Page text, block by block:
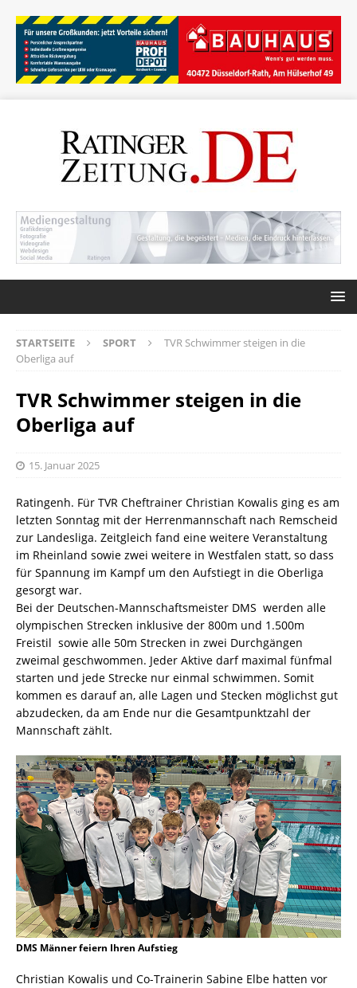
STARTSEITE SPORT
TVR Schwimmer steigen in die
Oberliga auf
TVR Schwimmer steigen in die
Oberliga auf
15. Januar 2025
Ratingenh. Für TVR Cheftrainer Christian Kowalis ging es am
letzten Sonntag mit der Herrenmannschaft nach Remscheid
zur Landesliga. Zeitgleich fand eine weitere Veranstaltung
im Rheinland sowie zwei weitere in Westfalen statt, so dass
für Spannung im Kampf um den Aufstiegt in die Oberliga
gesorgt war.
Bei der Deutschen-Mannschaftsmeister DMS werden alle
olympischen Strecken inklusive der 800m und 1.500m
Freistil sowie alle 50m Strecken in zwei Durchgängen
zweimal geschwommen. Jeder Aktive darf maximal fünfmal
starten und jede Strecke nur einmal schwimmen. Somit
kommen es darauf an, alle Lagen und Stecken möglichst gut
abzudecken, da am Ende nur die Gesamtpunktzahl der
Mannschaft zählt.
DMS Männer feiern Ihren Aufstieg
Christian Kowalis und Co-Trainerin Sabine Elbe hatten vor